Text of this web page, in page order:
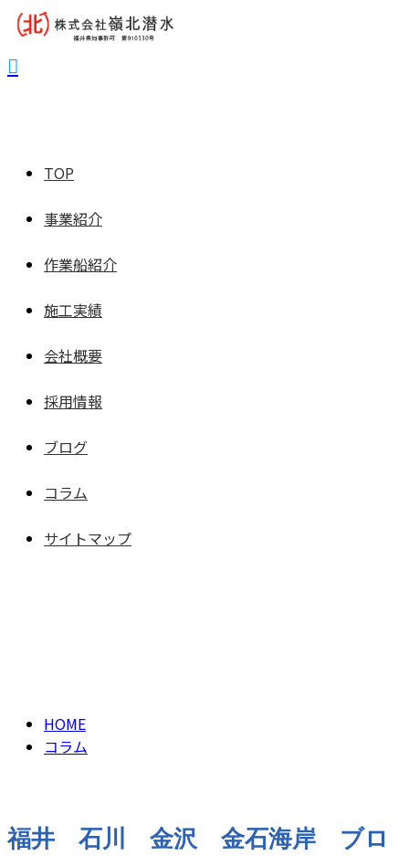
TOP
事業紹介
作業船紹介
施工実績
会社概要
採用情報
ブログ
コラム
サイトマップ
HOME
コラム
福井 石川 金沢 金石海岸 ブロ